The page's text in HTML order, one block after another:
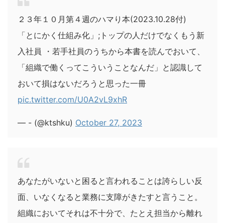
２３年１０月第４週のハマり本(2023.10.28付)
「とにかく仕組み化」;トップの人だけでなくもう新
入社員 ・若手社員のうちから本書を読んでおいて、
「組織で働くってこういうことなんだ」と認識して
おいて損はないだろうと思った一冊
pic.twitter.com/U0A2vL9xhR
— - (@ktshku) October 27, 2023
あなたがいないと困ると言われることは誇らしい反
面、いなくなると業務に支障がきたすと言うこと。
組織においてそれは不十分で、たとえ担当から離れ